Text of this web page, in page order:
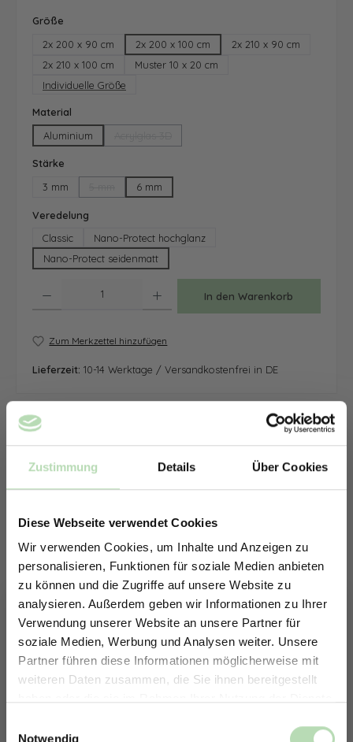
Zustimmung Details Über Cookies
Diese Webseite verwendet Cookies
Wir verwenden Cookies, um Inhalte und Anzeigen zu
personalisieren, Funktionen für soziale Medien anbieten
zu können und die Zugriffe auf unsere Website zu
analysieren. Außerdem geben wir Informationen zu Ihrer
Verwendung unserer Website an unsere Partner für
soziale Medien, Werbung und Analysen weiter. Unsere
Partner führen diese Informationen möglicherweise mit
weiteren Daten zusammen, die Sie ihnen bereitgestellt
Notwendig
Größe
2x 200 x 90 cm
2x 200 x 100 cm
2x 210 x 90 cm
2x 210 x 100 cm
Muster 10 x 20 cm
Individuelle Größe
Material
Aluminium
Stärke
3 mm
(Diese Option ist zurzeit nicht verfügbar.)
6 mm
Veredelung
Classic
Nano-Protect hochglanz
Nano-Protect seidenmatt
In den Warenkorb
Zum Merkzettel hinzufügen
Lieferzeit: 10-14 Werktage / Versandkostenfrei in DE
Erstelle in nur 4 Schritten deine
ERHALTE 5% RABATT AUF
DEINE RÜCKWÄNDE